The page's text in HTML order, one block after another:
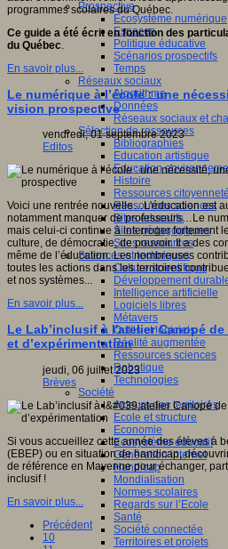
Prospective
Ecosystème numérique
Espaces
Politique éducative
Scénarios prospectifs
Temps
Réseaux sociaux
Algorithme
Données
Réseaux sociaux et
Sélection de ressources
Bibliographies
Education artistique
Education
Histoire
Ressources citoyenneté
Ressources sciences
Sites éducatifs
Sites pédagogiques
Sites ressources
Sciences et techniques
Culture scientifique
Développement
Intelligence artificielle
Logiciels libres
Métavers
Outils et logiciels
Réalité augmentée
Ressources sciences
Robotique
Technologies
Société
Acteurs des territoires
Ecole et structure
Economie
Ecosystème éducatif
Génération internet
Handicap
Mondialisation
Normes scolaires
Regards sur l’Ecole
Santé
Société connectée
Territoires et projets
programmes scolaires du Québec.
Ce guide a été écrit en fonction des
du Québec.
En savoir plus...
Le numérique à l’école : une
vision prospective
vendredi, 01 septembre 2023
Editos
Voici une rentrée nouvelle…L'éducation est
notamment manquer de professeurs…Le
mais celui-ci continue à interroger fortement
culture, de démocratie, de pouvoir. Il a des
même de l’éducation. Les nombreuses
toutes les actions dans les territoires
et nos systèmes...
En savoir plus...
Le Lab’inclusif à l'atelier Canopé
et d’expérimentation
jeudi, 06 juillet 2023
Brèves
Si vous accueillez cette année des élèves à
(EBEP) ou en situation de handicap,
de référence en Mayenne pour échanger,
inclusif !
En savoir plus...
Précédent
10